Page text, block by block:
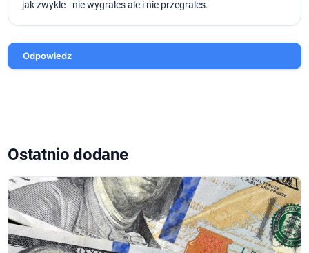
jak zwykle - nie wygrales ale i nie przegrales.
Odpowiedz
Ostatnio dodane